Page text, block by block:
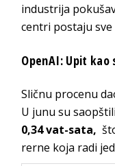
industrija
centri postaju sve
OpenAI: Upit kao
Sličnu procenu
U junu su
0,34 vat-sata,
rerne koja radi